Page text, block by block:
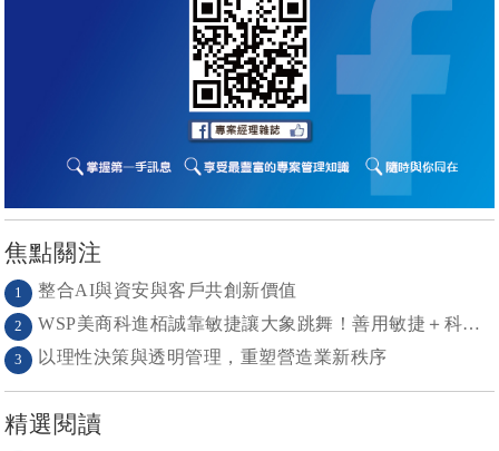
焦點關注
1 整合AI與資安與客戶共創新價值
2 WSP美商科進栢誠靠敏捷讓大象跳舞！善用敏捷＋科技力， 大型工程也能快速迭代
3 以理性決策與透明管理，重塑營造業新秩序
精選閱讀